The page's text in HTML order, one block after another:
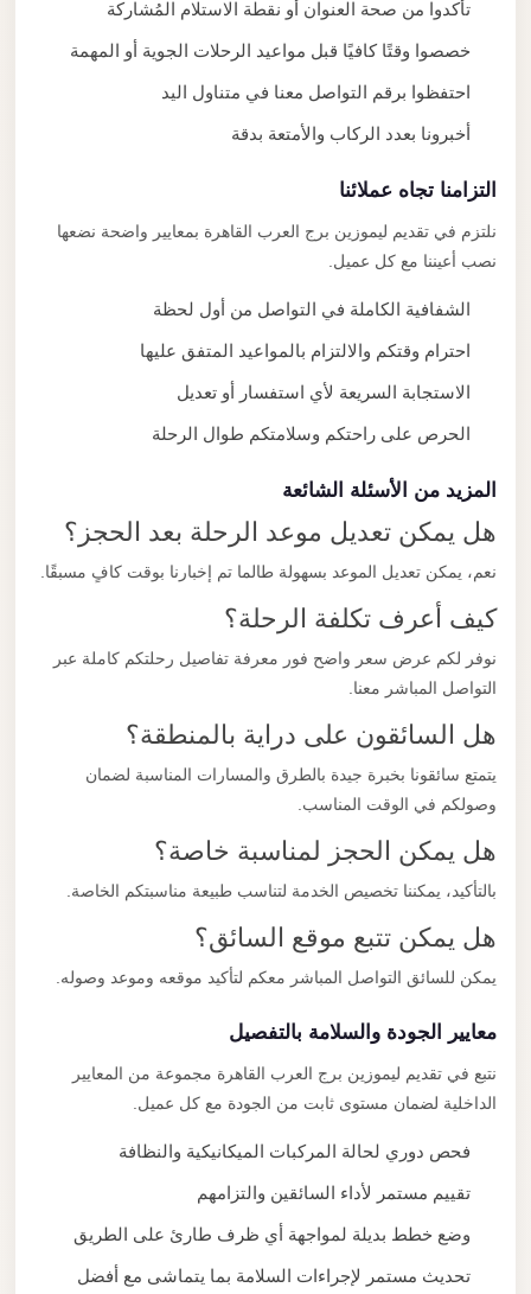
تأكدوا من صحة العنوان أو نقطة الاستلام المُشاركة
خصصوا وقتًا كافيًا قبل مواعيد الرحلات الجوية أو المهمة
احتفظوا برقم التواصل معنا في متناول اليد
أخبرونا بعدد الركاب والأمتعة بدقة
التزامنا تجاه عملائنا
نلتزم في تقديم ليموزين برج العرب القاهرة بمعايير واضحة نضعها
نصب أعيننا مع كل عميل.
الشفافية الكاملة في التواصل من أول لحظة
احترام وقتكم والالتزام بالمواعيد المتفق عليها
الاستجابة السريعة لأي استفسار أو تعديل
الحرص على راحتكم وسلامتكم طوال الرحلة
المزيد من الأسئلة الشائعة
هل يمكن تعديل موعد الرحلة بعد الحجز؟
نعم، يمكن تعديل الموعد بسهولة طالما تم إخبارنا بوقت كافٍ مسبقًا.
كيف أعرف تكلفة الرحلة؟
نوفر لكم عرض سعر واضح فور معرفة تفاصيل رحلتكم كاملة عبر
التواصل المباشر معنا.
هل السائقون على دراية بالمنطقة؟
يتمتع سائقونا بخبرة جيدة بالطرق والمسارات المناسبة لضمان
وصولكم في الوقت المناسب.
هل يمكن الحجز لمناسبة خاصة؟
بالتأكيد، يمكننا تخصيص الخدمة لتناسب طبيعة مناسبتكم الخاصة.
هل يمكن تتبع موقع السائق؟
يمكن للسائق التواصل المباشر معكم لتأكيد موقعه وموعد وصوله.
معايير الجودة والسلامة بالتفصيل
نتبع في تقديم ليموزين برج العرب القاهرة مجموعة من المعايير
الداخلية لضمان مستوى ثابت من الجودة مع كل عميل.
فحص دوري لحالة المركبات الميكانيكية والنظافة
تقييم مستمر لأداء السائقين والتزامهم
وضع خطط بديلة لمواجهة أي ظرف طارئ على الطريق
تحديث مستمر لإجراءات السلامة بما يتماشى مع أفضل